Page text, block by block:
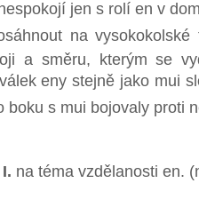
nespokojí jen s rolí en v
na
a směru, kterým se
eny stejně jako mui
boku s mui bojovaly proti
na téma vzdělanosti en.